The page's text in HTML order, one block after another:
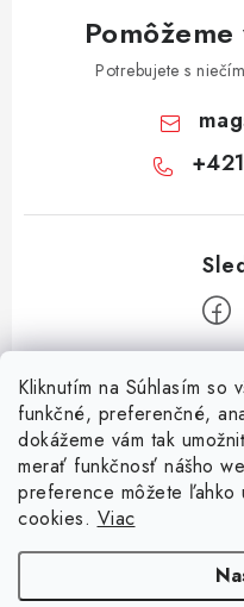
Kliknutím na Súhlasím so
funkčné, preferenčné,
dokážeme vám tak
merať funkčnosť nášho
preference môžete ľahko
cookies. Viac
Potrebujete s
Informácie pre vás
O nás
Obchodné podmienky
Facebook